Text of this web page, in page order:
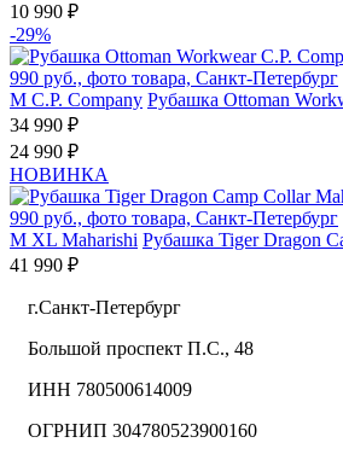
10 990 ₽
-29%
M C.P. Company Рубашка Ottoman
34 990 ₽
24 990 ₽
НОВИНКА
M XL Maharishi Рубашка Tiger Dragon
41 990 ₽
г.Санкт-Петербург
Большой проспект П.С., 48
ИНН 780500614009
ОГРНИП 304780523900160